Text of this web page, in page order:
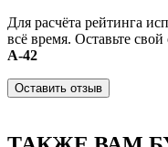
Для расчёта рейтинга
всё время. Оставьте свой
А-42
Оставить отзыв